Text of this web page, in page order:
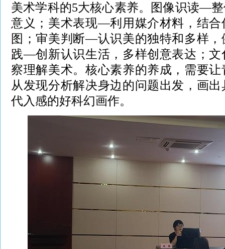
美术学科的5大核心素养。图像识读—
意义；美术表现—利用媒介材料，结合
图；审美判断—认识美的独特和多样
践—创新认识生活，多样创意表达；
察理解美术。核心素养的养成，需要
从发现分析解决身边的问题出发，画
代入感的好科幻画作。